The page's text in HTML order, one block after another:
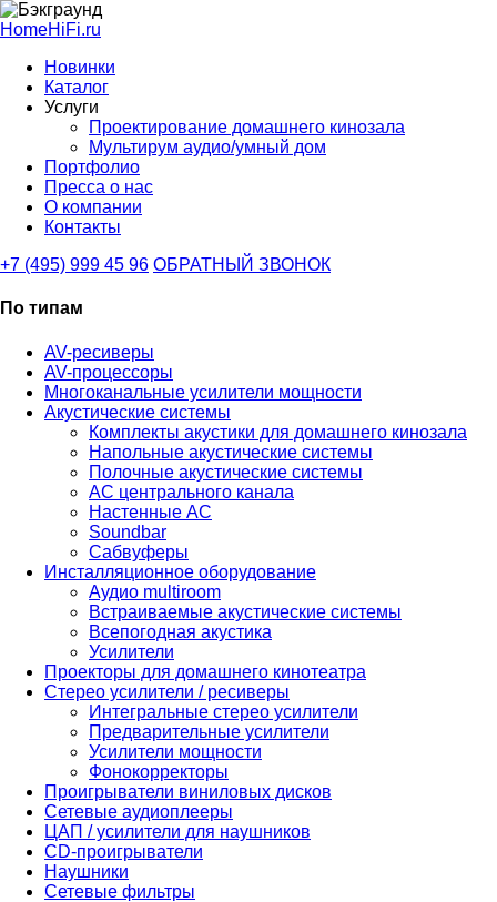
HomeHiFi.ru
Новинки
Каталог
Услуги
Проектирование домашнего кинозала
Мультирум аудио/умный дом
Портфолио
Пресса о нас
О компании
Контакты
+7 (495) 999 45 96 ОБРАТНЫЙ ЗВОНОК
По типам
AV-ресиверы
AV-процессоры
Многоканальные усилители мощности
Акустические системы
Комплекты акустики для домашнего кинозала
Напольные акустические системы
Полочные акустические системы
АС центрального канала
Настенные АС
Soundbar
Сабвуферы
Инсталляционное оборудование
Аудио multiroom
Встраиваемые акустические системы
Всепогодная акустика
Усилители
Проекторы для домашнего кинотеатра
Стерео усилители / ресиверы
Интегральные стерео усилители
Предварительные усилители
Усилители мощности
Фонокорректоры
Проигрыватели виниловых дисков
Сетевые аудиоплееры
ЦАП / усилители для наушников
CD-проигрыватели
Наушники
Сетевые фильтры